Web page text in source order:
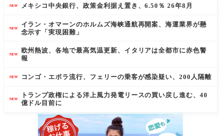
NEW メキシコ中央銀行、政策金利据え置き、6.50％ 26年8月
NEW
イラン・オマーンのホルムズ海峡通航再開案、海運業界が懸
念示す「実現困難」
NEW
欧州熱波、各地で最高気温更新、イタリアは全都市に赤色警
報
NEW コンゴ・エボラ流行、フェリーの乗客が感染疑い、200人隔離
NEW
トランプ政権による洋上風力発電リースの買い戻し進む、40
億ドル目前に